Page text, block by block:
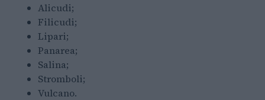
Alicudi;
Filicudi;
Lipari;
Panarea;
Salina;
Stromboli;
Vulcano.